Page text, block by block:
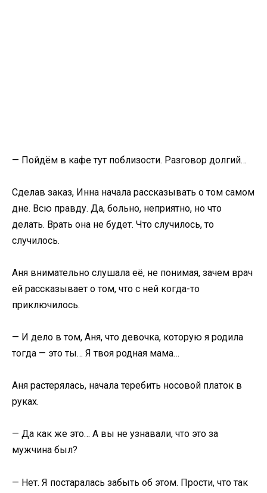
— Пойдём в кафе тут поблизости. Разговор долгий…
Сделав заказ, Инна начала рассказывать о том самом
дне. Всю правду. Да, больно, неприятно, но что
делать. Врать она не будет. Что случилось, то
случилось.
Аня внимательно слушала её, не понимая, зачем врач
ей рассказывает о том, что с ней когда-то
приключилось.
— И дело в том, Аня, что девочка, которую я родила
тогда — это ты… Я твоя родная мама…
Аня растерялась, начала теребить носовой платок в
руках.
— Да как же это… А вы не узнавали, что это за
мужчина был?
— Нет. Я постаралась забыть об этом. Прости, что так